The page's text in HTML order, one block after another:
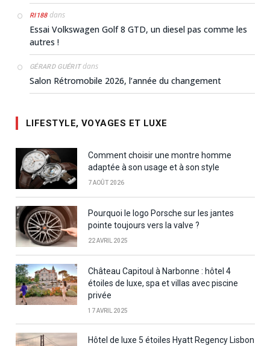
RI188dans
Essai Volkswagen Golf 8 GTD, un diesel pas comme les
autres !
GÉRARD GUÉRITdans
Salon Rétromobile 2026, l’année du changement
LIFESTYLE, VOYAGES ET LUXE
Comment choisir une montre homme
adaptée à son usage et à son style
7 AOÛT 2026
Pourquoi le logo Porsche sur les jantes
pointe toujours vers la valve ?
22 AVRIL 2025
Château Capitoul à Narbonne : hôtel 4
étoiles de luxe, spa et villas avec piscine
privée
17 AVRIL 2025
Hôtel de luxe 5 étoiles Hyatt Regency Lisbon